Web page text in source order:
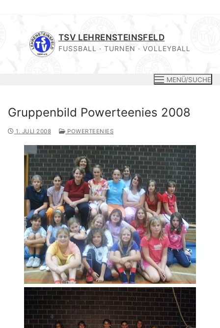
springen
TSV LEHRENSTEINSFELD
FUSSBALL · TURNEN · VOLLEYBALL
MENÜ/SUCHE
Gruppenbild Powerteenies 2008
1. JULI 2008 POWERTEENIES